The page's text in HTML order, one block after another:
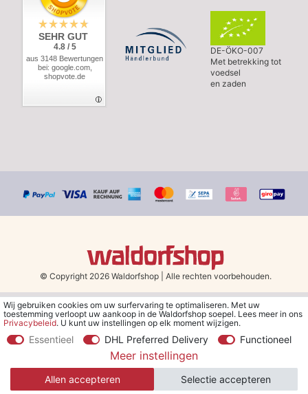
SEHR GUT
4.8 / 5
aus 3148 Bewertungen
bei: google.com,
shopvote.de
DE-ÖKO-007
Met betrekking tot
voedsel
en zaden
© Copyright 2026 Waldorfshop Alle rechten voorbehouden.
*Gratis verzending in Nederland en België vanaf 79 euro bij het
kiezen van de verzendmethode "DHL - Besparing op
**Je ontvangt de kortingsbon van € 5 per e-mail nadat je je hebt
aangemeld voor de nieuwsbrief. De kortingsbon is 30 dagen geldig
en geldt bij een minimale bestelwaarde van € 30.
Wij gebruiken cookies om uw surfervaring te optimaliseren. Met uw
toestemming verloopt uw aankoop in de Waldorfshop soepel. Lees meer in ons
Privacybeleid. U kunt uw instellingen op elk moment wijzigen.
Essentieel DHL Preferred Delivery Functioneel
Meer instellingen
Allen accepteren Selectie accepteren